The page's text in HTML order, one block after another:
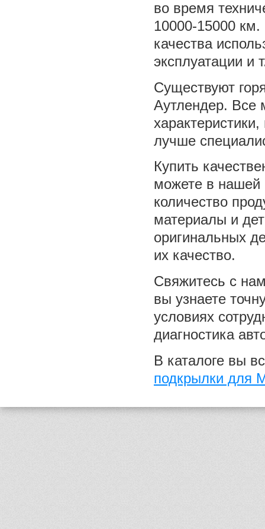
во время
10000-15000 км.
качества
эксплуатации и
Существуют
Аутлендер. Все
лучше
Купить
можете в нашей
количество
материалы и
оригинальных
их качество.
Свяжитесь с
вы узнаете
условиях
диагностика
В каталоге вы
подкрылки для